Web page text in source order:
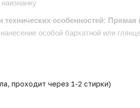
особенностей: Прямая
особой бархатной или
проходит через 1-2 стирки)